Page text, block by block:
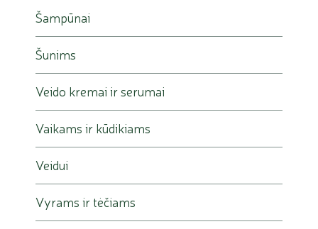
Šampūnai
Šunims
Veido kremai ir serumai
Vaikams ir kūdikiams
Veidui
Vyrams ir tėčiams